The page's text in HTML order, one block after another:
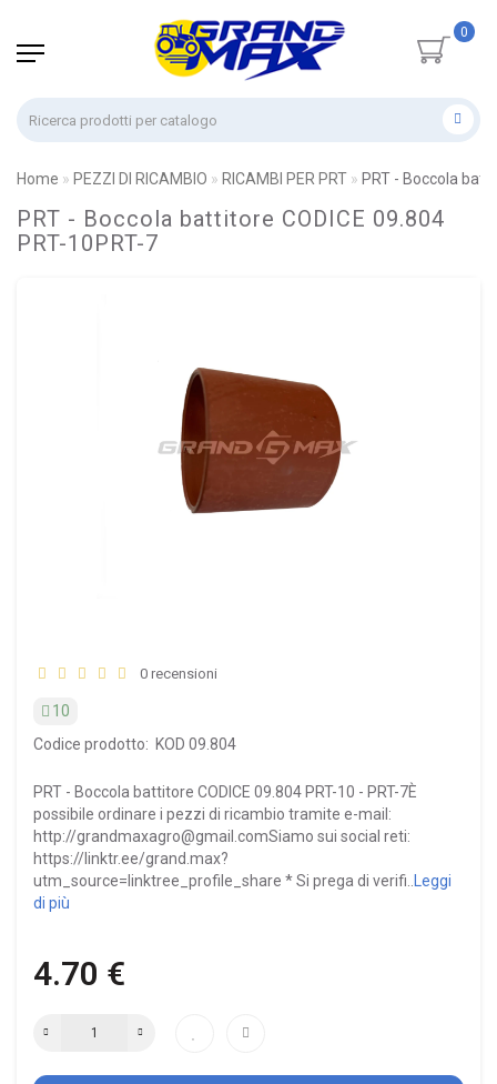
0
Home PEZZI DI RICAMBIO RICAMBI PER PRT PRT - Boccola
PRT - Boccola battitore CODICE 09.804
PRT-10PRT-7
0 recensioni
10
Codice prodotto: KOD 09.804
PRT - Boccola battitore CODICE 09.804 PRT-10 - PRT-7È
possibile ordinare i pezzi di ricambio tramite e-mail:
http://grandmaxagro@gmail.comSiamo sui social reti:
https://linktr.ee/grand.max?
utm_source=linktree_profile_share * Si prega di verifi..
Leggi
di più
4.70 €